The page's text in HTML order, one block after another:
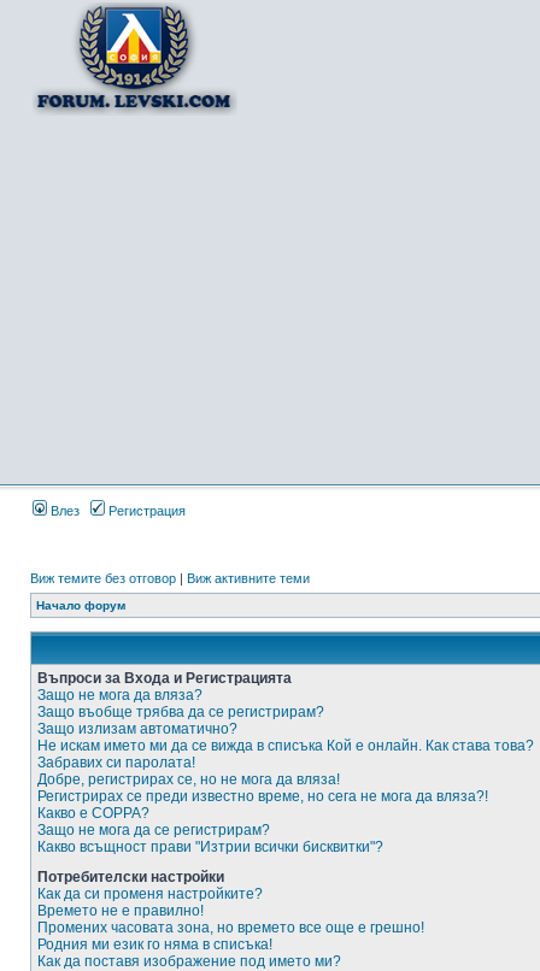
Влез Регистрация
Виж темите без отговор | Виж активните теми
Начало форум
Въпроси за Входа и Регистрацията
Защо не мога да вляза?
Защо въобще трябва да се регистрирам?
Защо излизам автоматично?
Не искам името ми да се вижда в списъка Кой е онлайн. Как става това?
Забравих си паролата!
Добре, регистрирах се, но не мога да вляза!
Регистрирах се преди известно време, но сега не мога да вляза?!
Какво е COPPA?
Защо не мога да се регистрирам?
Какво всъщност прави "Изтрии всички бисквитки"?
Потребителски настройки
Как да си променя настройките?
Времето не е правилно!
Промених часовата зона, но времето все още е грешно!
Родния ми език го няма в списъка!
Как да поставя изображение под името ми?